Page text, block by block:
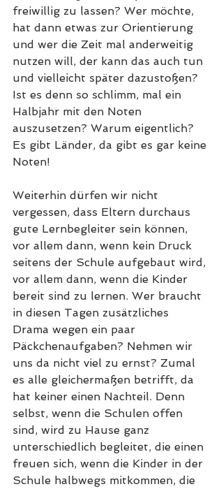
freiwillig zu lassen? Wer möchte,
hat dann etwas zur Orientierung
und wer die Zeit mal anderweitig
nutzen will, der kann das auch tun
und vielleicht später dazustoßen?
Ist es denn so schlimm, mal ein
Halbjahr mit den Noten
auszusetzen? Warum eigentlich?
Es gibt Länder, da gibt es gar keine
Noten!
Weiterhin dürfen wir nicht
vergessen, dass Eltern durchaus
gute Lernbegleiter sein können,
vor allem dann, wenn kein Druck
seitens der Schule aufgebaut wird,
vor allem dann, wenn die Kinder
bereit sind zu lernen. Wer braucht
in diesen Tagen zusätzliches
Drama wegen ein paar
Päckchenaufgaben? Nehmen wir
uns da nicht viel zu ernst? Zumal
es alle gleichermaßen betrifft, da
hat keiner einen Nachteil. Denn
selbst, wenn die Schulen offen
sind, wird zu Hause ganz
unterschiedlich begleitet, die einen
freuen sich, wenn die Kinder in der
Schule halbwegs mitkommen, die